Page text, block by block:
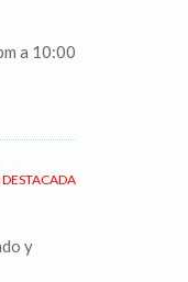
a 10:00
y